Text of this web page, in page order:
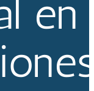
en